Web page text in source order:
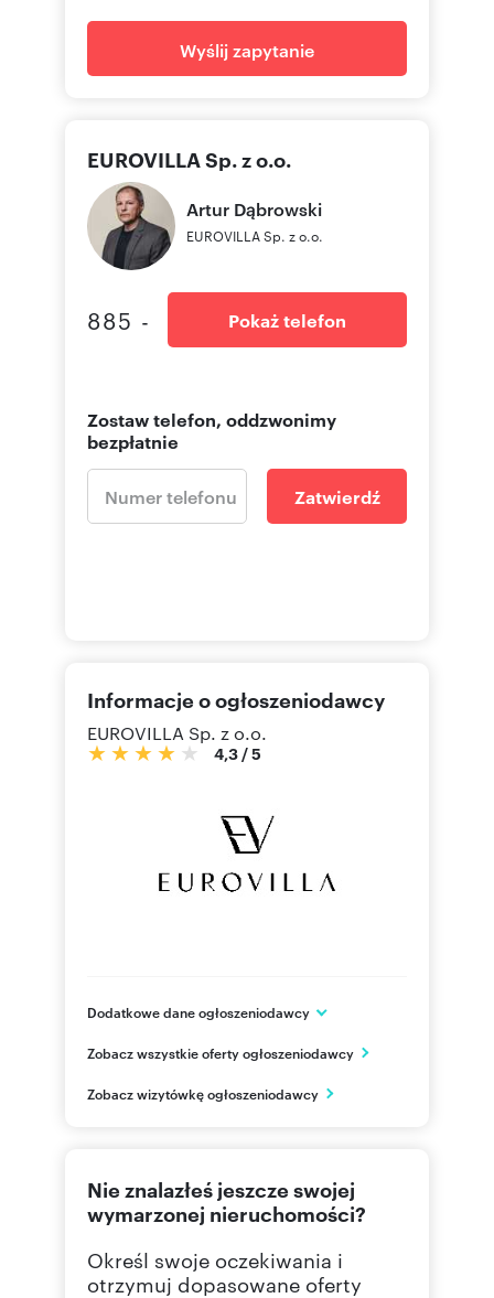
Wyślij zapytanie
EUROVILLA Sp. z o.o.
Artur Dąbrowski
EUROVILLA Sp. z o.o.
885 - Pokaż telefon
Zostaw telefon, oddzwonimy
bezpłatnie
Zatwierdź
Informacje o ogłoszeniodawcy
EUROVILLA Sp. z o.o.
4,3 /5
Dodatkowe dane ogłoszeniodawcy
Warszawa, Wilanów
PL
Zobacz wszystkie oferty ogłoszeniodawcy
Zobacz wizytówkę ogłoszeniodawcy
Nie znalazłeś jeszcze swojej
wymarzonej nieruchomości?
Określ swoje oczekiwania i
otrzymuj dopasowane oferty